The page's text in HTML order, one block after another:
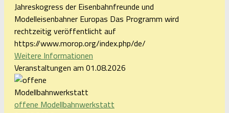
Jahreskogress der Eisenbahnfreunde und
Modelleisenbahner Europas Das Programm wird
rechtzeitig veröffentlicht auf
https://www.morop.org/index.php/de/
Weitere Informationen
Veranstaltungen am 01.08.2026
offene Modellbahnwerkstatt